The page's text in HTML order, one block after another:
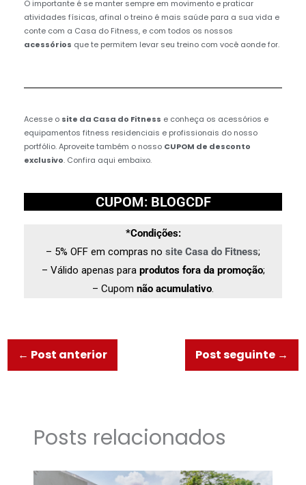
O importante é se manter sempre em movimento e praticar
atividades físicas, afinal o treino é mais saúde para a sua vida e
conte com a Casa do Fitness, e com todos os nossos
acessórios que te permitem levar seu treino com você aonde for.
Acesse o site da Casa do Fitness e conheça os acessórios e
equipamentos fitness residenciais e profissionais do nosso
portfólio. Aproveite também o nosso CUPOM de desconto
exclusivo. Confira aqui embaixo.
CUPOM: BLOGCDF
*Condições:
– 5% OFF em compras no site Casa do Fitness;
– Válido apenas para produtos fora da promoção;
– Cupom não acumulativo.
← Post anterior Post seguinte →
Posts relacionados